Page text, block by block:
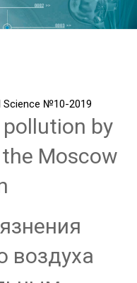
№10-2019
by
Moscow
воздуха